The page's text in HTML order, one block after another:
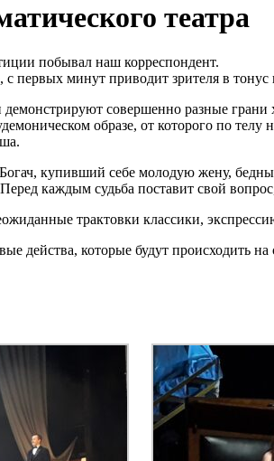
театра
побывал наш корреспондент.
первых минут приводит зрителя в
совершенно разные
образе, от которого по
купивший себе молодую жену,
каждым судьба поставит свой
трактовки классики,
которые будут происходить на